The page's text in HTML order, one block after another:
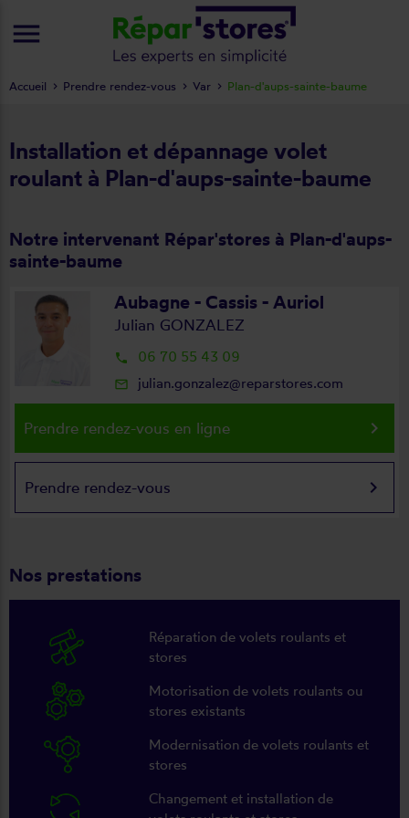
Installation et dépannage volet
roulant à Plan-d'aups-sainte-baume
Notre intervenant Répar'stores à Plan-d'aups-
sainte-baume
Aubagne - Cassis - Auriol
Julian GONZALEZ
local_phone 06 70 55 43 09
mail_outline julian.gonzalez@reparstores.com
Prendre rendez-vous en ligne keyboard_arrow_right
Prendre rendez-vous keyboard_arrow_right
Nos prestations
Réparation de volets roulants et
stores
Motorisation de volets roulants ou
stores existants
Modernisation de volets roulants et
stores
Changement et installation de
Accueil Prendre rendez-vous Var Plan-d'aups-sainte-baume
menu